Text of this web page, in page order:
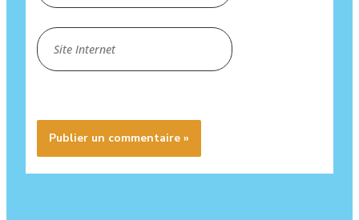
Site
Internet